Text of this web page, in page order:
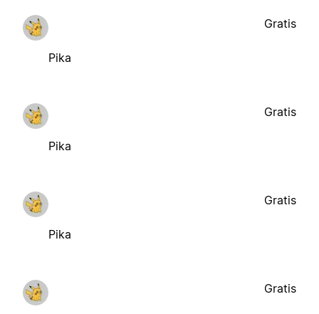
Pika
Gratis
Pika
Gratis
Pika
Gratis
Gratis